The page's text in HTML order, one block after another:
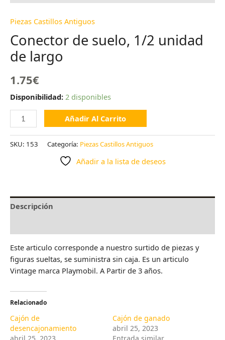
Piezas Castillos Antiguos
Conector de suelo, 1/2 unidad
de largo
1.75€
Disponibilidad: 2 disponibles
Añadir Al Carrito
SKU: 153 Categoría: Piezas Castillos Antiguos
Añadir a la lista de deseos
Descripción
Este articulo corresponde a nuestro surtido de piezas y
figuras sueltas, se suministra sin caja. Es un articulo
Vintage marca Playmobil. A Partir de 3 años.
Relacionado
Cajón de
desencajonamiento
Cajón de ganado
abril 25, 2023